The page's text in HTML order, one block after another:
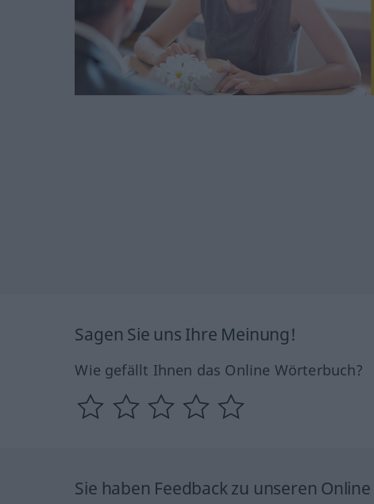
Sagen Sie uns Ihre Meinung!
Wie gefällt Ihnen das Online Wörterbuch?
Sie haben Feedback zu unseren